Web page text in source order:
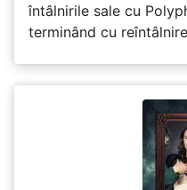
întâlnirile sale cu
terminând cu